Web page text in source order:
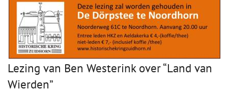
Lezing van Ben Westerink over “Land van
Wierden”